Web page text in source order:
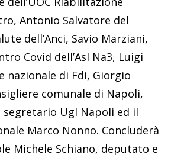
Antonio Salvatore del
dell’Anci, Savio Marziani,
Covid dell’Asl Na3, Luigi
nazionale di Fdi, Giorgio
comunale di Napoli,
segretario Ugl Napoli ed il
Marco Nonno. Concluderà
Michele Schiano, deputato e